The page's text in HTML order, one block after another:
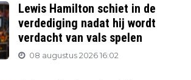
Lewis Hamilton schiet in de
verdediging nadat hij wordt
verdacht van vals spelen
08 augustus 2026 16:02